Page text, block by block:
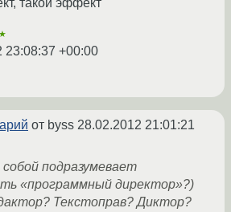
такой эффект
23:08:37 +00:00
от byss 28.02.2012 21:01:21
подразумевает
«программный директор»?)
Текстоправ? Диктор?